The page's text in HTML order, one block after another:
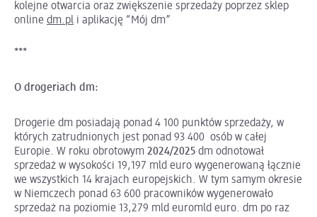
kolejne otwarcia oraz zwiększenie sprzedaży poprzez sklep
online dm.pl i aplikację “Mój dm”
***
O drogeriach dm:
Drogerie dm posiadają ponad 4 100 punktów sprzedaży, w
których zatrudnionych jest ponad 93 400 osób w całej
Europie. W roku obrotowym 2024/2025 dm odnotował
sprzedaż w wysokości 19,197 mld euro wygenerowaną łącznie
we wszystkich 14 krajach europejskich. W tym samym okresie
w Niemczech ponad 63 600 pracowników wygenerowało
sprzedaż na poziomie 13,279 mld euromld euro. dm po raz